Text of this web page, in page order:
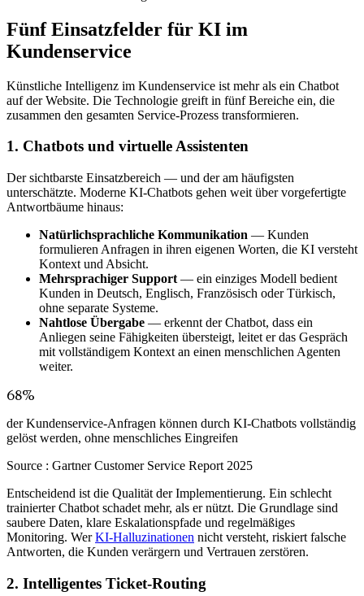
Fünf Einsatzfelder für KI im
Kundenservice
Künstliche Intelligenz im Kundenservice ist mehr als ein Chatbot
auf der Website. Die Technologie greift in fünf Bereiche ein, die
zusammen den gesamten Service-Prozess transformieren.
1. Chatbots und virtuelle Assistenten
Der sichtbarste Einsatzbereich — und der am häufigsten
unterschätzte. Moderne KI-Chatbots gehen weit über vorgefertigte
Antwortbäume hinaus:
Natürlichsprachliche Kommunikation — Kunden
formulieren Anfragen in ihren eigenen Worten, die KI versteht
Kontext und Absicht.
Mehrsprachiger Support — ein einziges Modell bedient
Kunden in Deutsch, Englisch, Französisch oder Türkisch,
ohne separate Systeme.
Nahtlose Übergabe — erkennt der Chatbot, dass ein
Anliegen seine Fähigkeiten übersteigt, leitet er das Gespräch
mit vollständigem Kontext an einen menschlichen Agenten
weiter.
68%
der Kundenservice-Anfragen können durch KI-Chatbots vollständig
gelöst werden, ohne menschliches Eingreifen
Source : Gartner Customer Service Report 2025
Entscheidend ist die Qualität der Implementierung. Ein schlecht
trainierter Chatbot schadet mehr, als er nützt. Die Grundlage sind
saubere Daten, klare Eskalationspfade und regelmäßiges
Monitoring. WerKI-Halluzinationen nicht versteht, riskiert falsche
Antworten, die Kunden verärgern und Vertrauen zerstören.
2. Intelligentes Ticket-Routing